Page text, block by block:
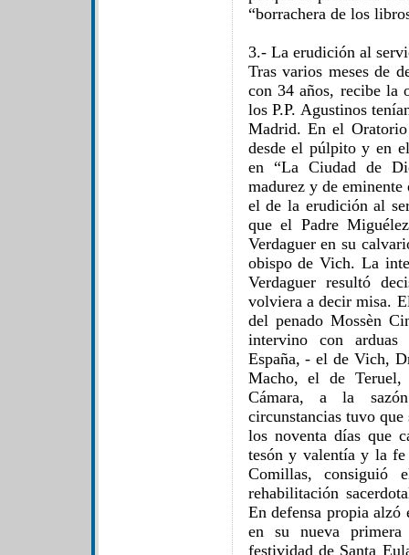
“borrachera de los
3.- La erudición al
Tras varios meses de
con 34 años, recibe la
los P.P. Agustinos
Madrid. En el
desde el púlpito y en
en “La Ciudad de
madurez y de
el de la erudición al
que el Padre
Verdaguer en su
obispo de Vich. La
Verdaguer resultó
volviera a decir misa.
del penado Mossèn
intervino con arduas
España, - el de Vich,
Macho, el de
Cámara, a la
circunstancias tuvo
los noventa días que
tesón y valentía y la
Comillas,
rehabilitación
En defensa propia alzó
en su nueva
festividad de Santa